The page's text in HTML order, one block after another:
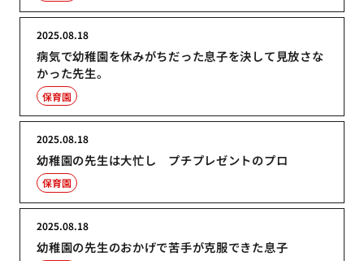
病気で幼稚園を休みがちだった息子を決して見放さな
かった先生。
2025.08.18
保育園
幼稚園の先生は大忙し プチプレゼントのプロ
2025.08.18
保育園
幼稚園の先生のおかげで苦手が克服できた息子
2025.08.18